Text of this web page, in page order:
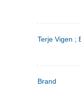
Terje Vigen ;
Brand